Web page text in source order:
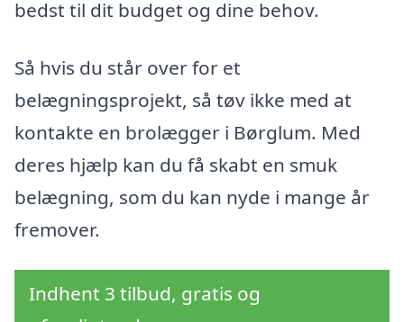
bedst til dit budget og dine behov.
Så hvis du står over for et
belægningsprojekt, så tøv ikke med at
kontakte en brolægger i Børglum. Med
deres hjælp kan du få skabt en smuk
belægning, som du kan nyde i mange år
fremover.
Indhent 3 tilbud, gratis og